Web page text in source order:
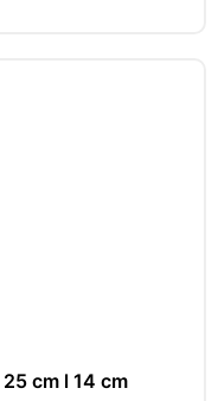
cm l 14 cm